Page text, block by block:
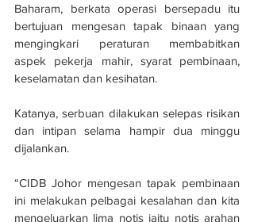
Baharam, berkata operasi bersepadu itu
bertujuan mengesan tapak binaan yang
mengingkari peraturan membabitkan
aspek pekerja mahir, syarat pembinaan,
keselamatan dan kesihatan.
Katanya, serbuan dilakukan selepas risikan
dan intipan selama hampir dua minggu
dijalankan.
“CIDB Johor mengesan tapak pembinaan
ini melakukan pelbagai kesalahan dan kita
mengeluarkan lima notis iaitu notis arahan